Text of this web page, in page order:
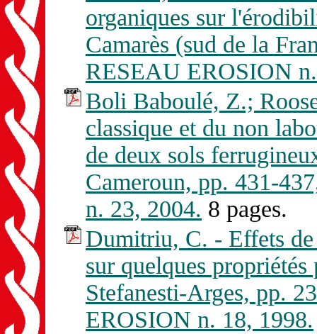
organiques sur
Camarès (sud de la
RESEAU EROSION
Boli Baboulé, Z.;
classique et du non
de deux sols
Cameroun, pp. 431-
n. 23, 2004. 8 pages.
Dumitriu, C. - Effets de
sur quelques
Stefanesti-Arges, pp.
EROSION n. 18, 1998.